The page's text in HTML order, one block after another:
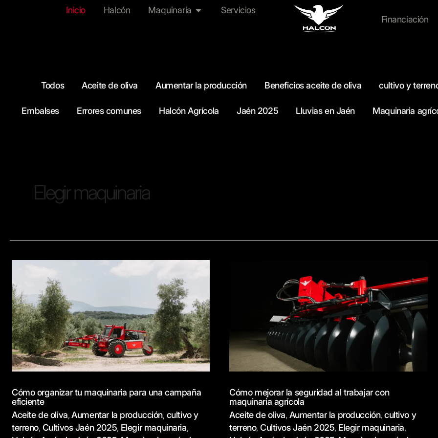
Inicio Halcón Maquinaria Abrir Maquinaria
Servicios
Financiación
Filter
byTodos Aceite de oliva Aumentar la producción Beneficios aceite de oliva cultivo y
Embalses Errores comunes Halcón Agrícola Jaén 2025 Lluvias en Jaén Maquinaria
Elegir maquinaria
Cómo organizar tu maquinaria para una campaña
eficiente
Aceite de oliva,Aumentar la producción, cultivo y
terreno, Cultivos Jaén 2025, Elegir maquinaria,
tu
maquinaria
para
una
campaña
eficiente
Cómo mejorar la seguridad al trabajar con
maquinaria agrícola
Aceite de oliva, Aumentar la producción, cultivo y
terreno, Cultivos Jaén 2025, Elegir maquinaria,
con
maquinaria
agrícola